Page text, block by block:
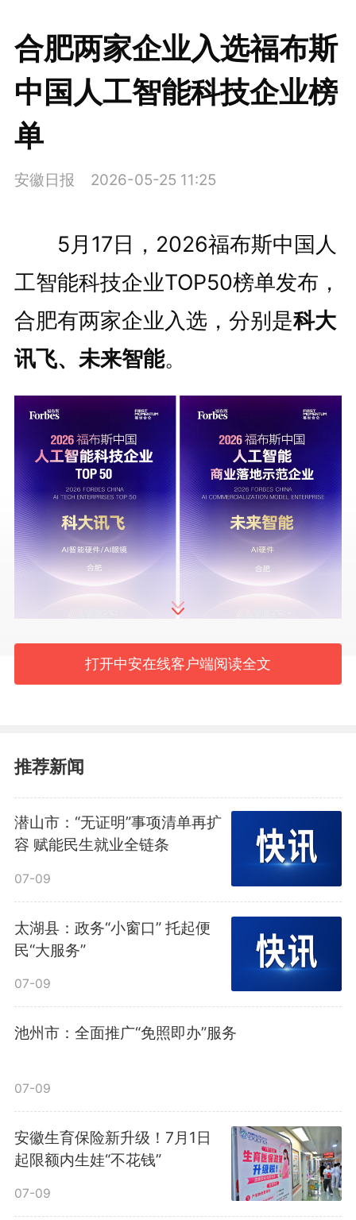
合肥两家企业入选福布斯
中国人工智能科技企业榜
单
安徽日报 2026-05-25 11:25
5月17日，2026福布斯中国人
工智能科技企业TOP50榜单发布，
合肥有两家企业入选，分别是科大
讯飞、未来智能。
作为中国人工智能“国家队”，
术创新与全栈生态构建能力，斩
获“2026福布斯中国人工智能科技
企业TOP50”主榜单席位。在大模
型向端侧硬件渗透的趋势下，科大
讯飞凭借即将推出的AI智能眼镜等
前瞻硬件布局，展现了将庞大算力
与智慧浓缩于轻量化终端的工业化
实力，持续用务实的场景落地回应
合肥本土科创企业未来智能成
功入选福布斯中国人工智能商业落
地示范企业，企业负责人同步获评
打开中安在线客户端阅读全文
推荐新闻
潜山市：“无证明”事项清单再扩
容 赋能民生就业全链条
07-09
太湖县：政务“小窗口” 托起便
民“大服务”
07-09
池州市：全面推广“免照即办”服务
07-09
安徽生育保险新升级！7月1日
起限额内生娃“不花钱”
07-09